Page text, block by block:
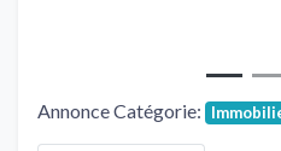
Annonce Catégorie: